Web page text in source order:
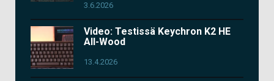
3.6.2026
Video: Testissä Keychron K2 HE
All-Wood
13.4.2026